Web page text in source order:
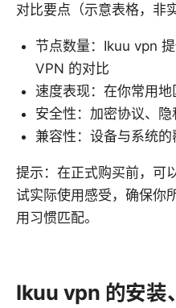
对比要点（示意表格，非
节点数量：Ikuu vpn
VPN 的对比
速度表现：在你常用
安全性：加密协议、
兼容性：设备与系统的
提示：在正式购买前，可
试实际使用感受，确保你
用习惯匹配。
Ikuu vpn 的安装